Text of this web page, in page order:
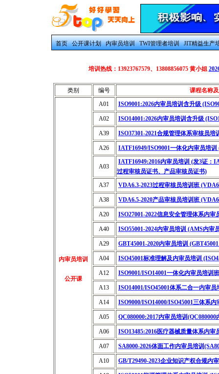
首页 公开课计划 内审员培训 TWI管理者培训 JIT精益生产
培训热线：13923767579、13808856075 黄小姐
类别 编号 课程名称
内审员培训
公开课
A01 ISO9001:2026内审员培训含升级
A02 ISO14001:2026内审员培训含升级
A39 ISO37301-2021合规管理体系审核员培
A26 IATF16949/ISO9001一体化内审员培训
A03
IATF16949:2016内审员培训 (发3证：
过程审核员证书、产品审核员证书)
A37
VDA6.3-2023过程审核员培训班
A38 VDA6.5-2020产品审核员培训班
A20 ISO27001-2022信息安全管理体系内审
A40 ISO55001-2024内审员培训 (AMS内审
A29 GBT45001-2020内审员培训
A04 ISO45001标准理解及内审员培训
A12 ISO9001/ISO14001一体化内审员培训班
A13 ISO14001/ISO45001体系二合一内审
A14 ISO9000/ISO14000/ISO45001三体系内
A05 QC080000:2017内审员培训
A06 ISO13485:2016医疗器械质量体系内审
A07 SA8000-2026体面工作内审员培训
A10 GB/T29490-2023企业知识产权合规内